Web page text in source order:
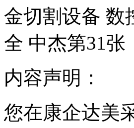
内容声明：
您在康企达美